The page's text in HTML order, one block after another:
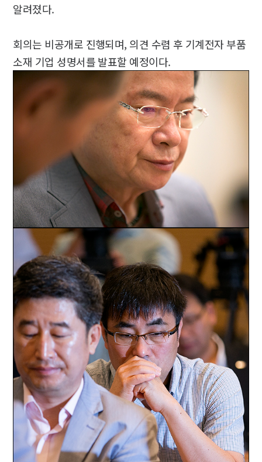
알려졌다.
회의는 비공개로 진행되며, 의견 수렴 후 기계전자 부품
소재 기업 성명서를 발표할 예정이다.